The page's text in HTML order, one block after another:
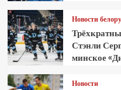
Новости
Стэнли
минское
Новости